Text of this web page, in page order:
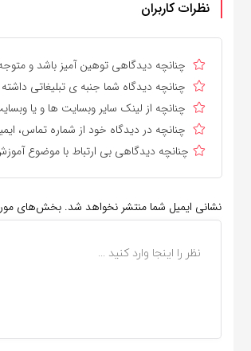
نظرات کاربران
چنانچه دیدگاهی توهین آمیز باشد و
چنانچه دیدگاه شما جنبه ی تبلیغاتی
چنانچه از لینک سایر وبسایت ها و یا
چنانچه در دیدگاه خود از شماره تماس،
چنانچه دیدگاهی بی ارتباط با موضوع
نشانی ایمیل شما منتشر نخواهد شد. بخش‌های